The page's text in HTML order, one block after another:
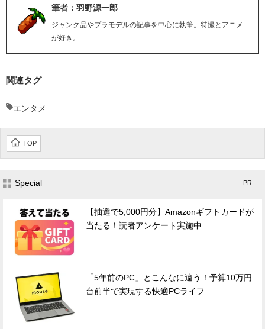
筆者：羽野源一郎
ジャンク品やプラモデルの記事を中心に執筆。特撮とアニメ
が好き。
関連タグ
エンタメ
TOP
Special - PR -
【抽選で5,000円分】Amazonギフトカードが
当たる！読者アンケート実施中
「5年前のPC」とこんなに違う！予算10万円
台前半で実現する快適PCライフ